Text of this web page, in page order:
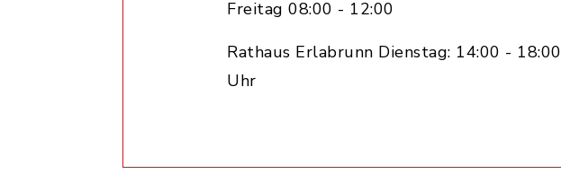
Freitag 08:00 - 12:00
Rathaus Erlabrunn Dienstag: 14:00 - 18:00
Uhr